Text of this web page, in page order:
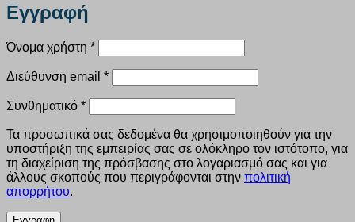
Εγγραφή
Όνομα χρήστη *Απαιτείται
Διεύθυνση email *Απαιτείται
Συνθηματικό *Απαιτείται
Τα προσωπικά σας δεδομένα θα χρησιμοποιηθούν για την
υποστήριξη της εμπειρίας σας σε ολόκληρο τον ιστότοπο, για
τη διαχείριση της πρόσβασης στο λογαριασμό σας και για
άλλους σκοπούς που περιγράφονται στην πολιτική
απορρήτου.